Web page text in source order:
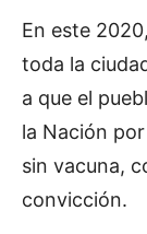
En este
toda la
a que el
la Nación
sin vacuna,
convicción.